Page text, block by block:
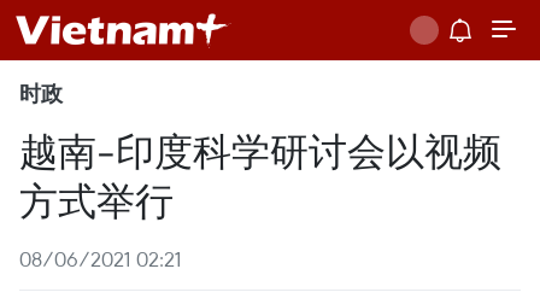
时政
越南-印度科学研讨会以视频
方式举行
08/06/2021 02:21